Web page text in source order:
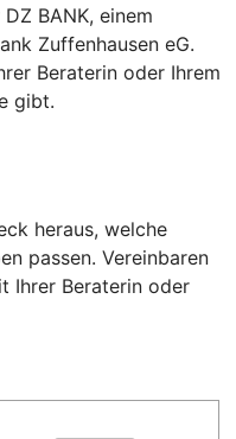
BANK, einem
Zuffenhausen eG.
Beraterin oder Ihrem
gibt.
heraus, welche
passen. Vereinbaren
Ihrer Beraterin oder